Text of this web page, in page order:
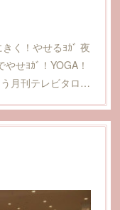
く！やせるﾖｶﾞ 夜
せﾖｶﾞ！YOGA！
月刊テレビタロ…